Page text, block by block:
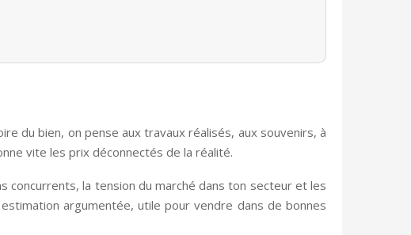
du bien, on pense aux travaux réalisés, aux souvenirs, à
vite les prix déconnectés de la réalité.
concurrents, la tension du marché dans ton secteur et les
argumentée, utile pour vendre dans de bonnes